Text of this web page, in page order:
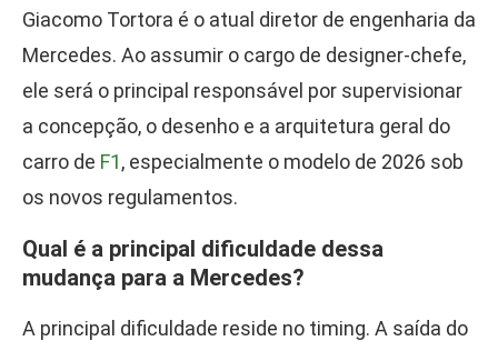
Giacomo Tortora é o atual diretor de engenharia da
Mercedes. Ao assumir o cargo de designer-chefe,
ele será o principal responsável por supervisionar
a concepção, o desenho e a arquitetura geral do
carro de F1, especialmente o modelo de 2026 sob
os novos regulamentos.
Qual é a principal dificuldade dessa
mudança para a Mercedes?
A principal dificuldade reside no timing. A saída do